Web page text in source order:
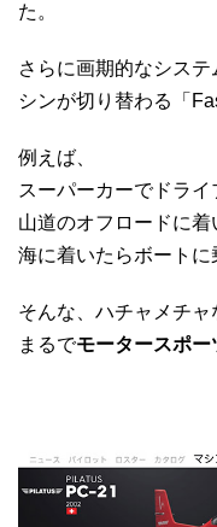
た。
さらに画期的なシス
シンが切り替わる「
例えば、
スーパーカーでドライ
山道のオフロードに着
海に着いたらボートに
そんな、ハチャメチャ
まるでモータースポ